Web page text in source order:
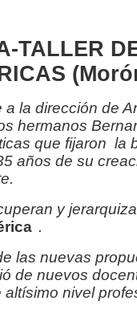
TALLER
a la dirección de
hermanos
que fijaron
años de su
y
.
las nuevas
de nuevos
nivel